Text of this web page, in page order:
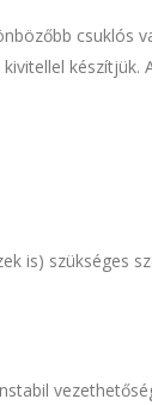
is) szükséges